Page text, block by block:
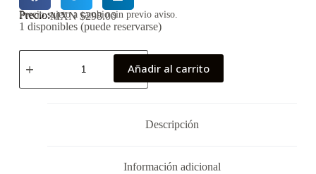
Precio:MXN $298.00
Precio sujeto a cambio sin previo aviso.
1 disponibles (puede reservarse)
Añadir al carrito
Descripción
Información adicional